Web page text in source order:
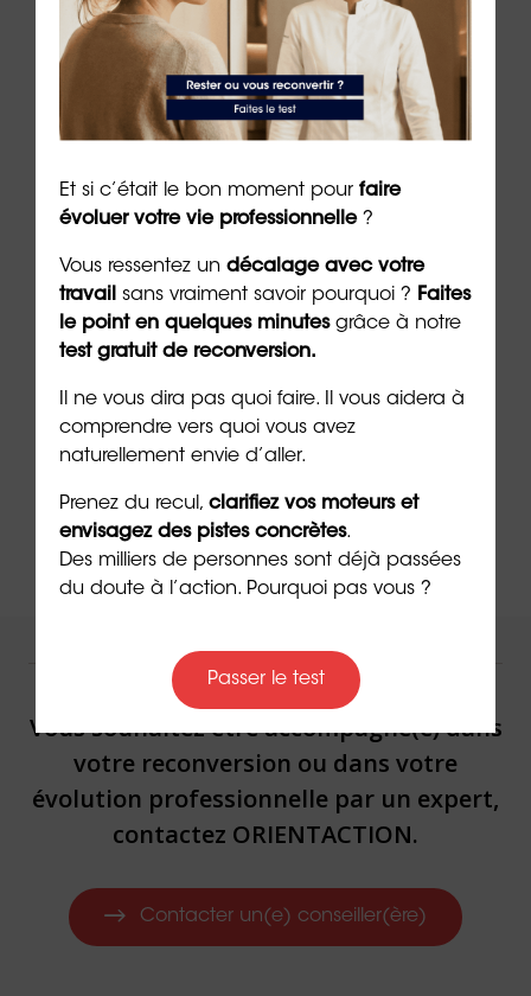
Cliquez ici pour engager un
bilan de
compétencesavec ORIENTACTION
Auteur : Dr Emeric Lebreton , cofondateur et
***
Passez gratuitement le test : « explorez
votreombre jungienne»
Découvrez notre formation : découvrir son
Ikigaipour tracer son chemin de vie
Découvrez le Shadow Work Journal
NOUS VOUS ACCOMPAGNONS !
Vous souhaitez être accompagné(e) dans
votre reconversion ou dans votre
évolution professionnelle par un expert,
contactez ORIENTACTION.
Contacter un(e) conseiller(ère)
Et si c’était le bon moment pour faire
évoluer votre vie professionnelle?
Vous ressentez un décalage avec votre
travail sans vraiment savoir pourquoi ? Faites
le point en quelques minutesgrâce à notre
test gratuit de reconversion.
Il ne vous dira pas quoi faire. Il vous aidera à
comprendre vers quoi vous avez
naturellement envie d’aller.
Prenez du recul, clarifiez vos moteurs et
envisagez des pistes concrètes.
Des milliers de personnes sont déjà passées
du doute à l’action. Pourquoi pas vous ?
Passer le test